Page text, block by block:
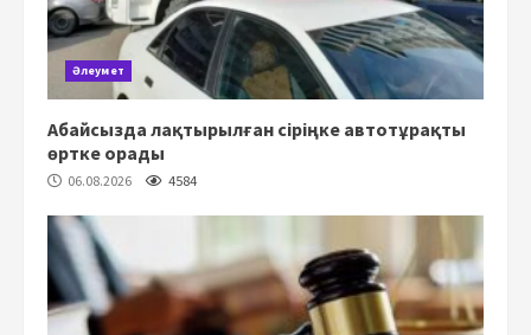
Әлеумет
Абайсызда лақтырылған сіріңке автотұрақты
өртке орады
06.08.2026 4584